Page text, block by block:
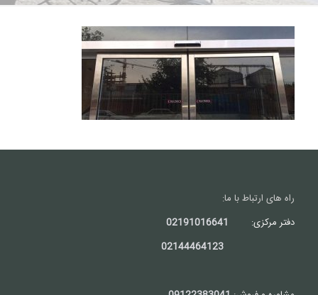
راه های ارتباط با ما:
دفتر مرکزی: 02191016641
02144464123